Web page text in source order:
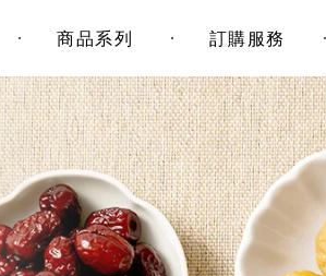
商品系列 訂購服務